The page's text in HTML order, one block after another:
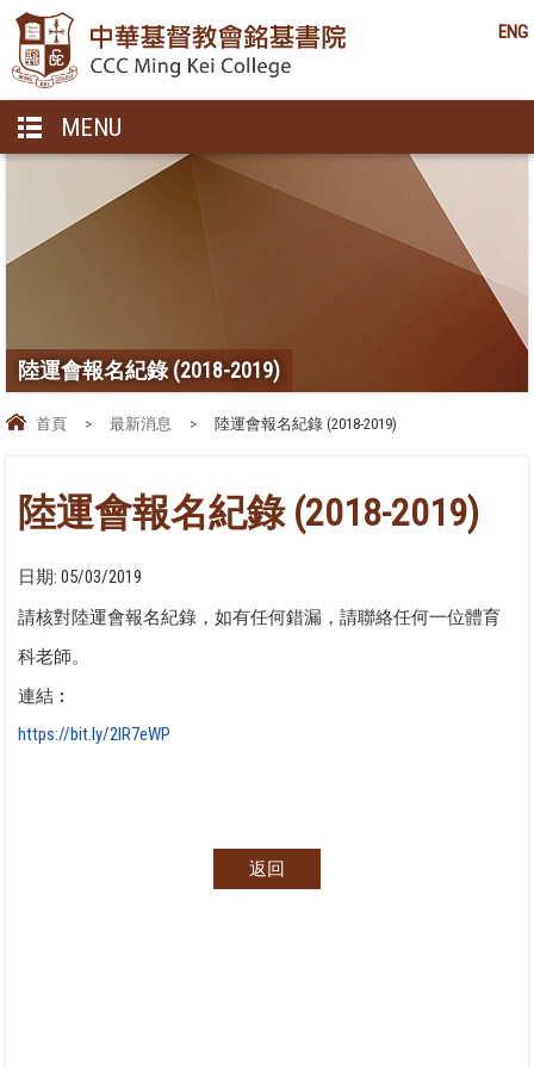
ENG
MENU
陸運會報名紀錄 (2018-2019)
首頁 > 最新消息 > 陸運會報名紀錄 (2018-2019)
陸運會報名紀錄 (2018-2019)
日期: 05/03/2019
請核對陸運會報名紀錄，如有任何錯漏，請聯絡任何一位體育
科老師。
連結︰
https://bit.ly/2IR7eWP
返回